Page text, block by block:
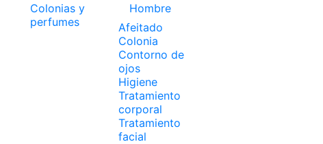
Colonias y
perfumes
Hombre
Afeitado
Colonia
Contorno de
ojos
Higiene
Tratamiento
corporal
Tratamiento
facial